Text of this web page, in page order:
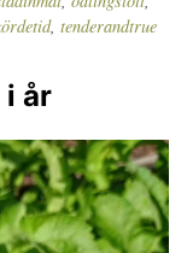
, tenderandtrue
i år